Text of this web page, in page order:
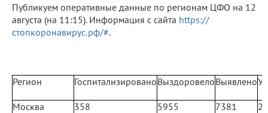
Публикуем оперативные данные по регионам ЦФО на 12
августа (на 11:15). Информация с сайта https://
стопкоронавирус.рф/#.
Регион ГоспитализированоВыздоровелоВыявлено
Москва 358 5955 7381 20